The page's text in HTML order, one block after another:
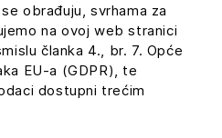
obrađuju, svrhama za
na ovoj web stranici
članka 4., br. 7. Opće
EU-a (GDPR), te
dostupni trećim